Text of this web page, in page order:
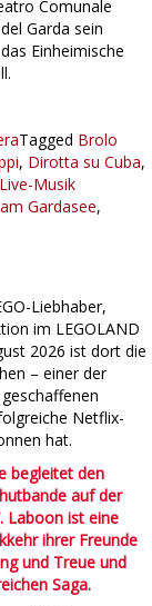
Comunale
Garda sein
Einheimische
Tagged Brolo
, Dirotta su Cuba,
Live-Musik
Gardasee,
Liebhaber,
im LEGOLAND
2026 ist dort die
– einer der
Netflix-
hat.
begleitet den
auf der
Laboon ist eine
ihrer Freunde
und Treue und
Saga.